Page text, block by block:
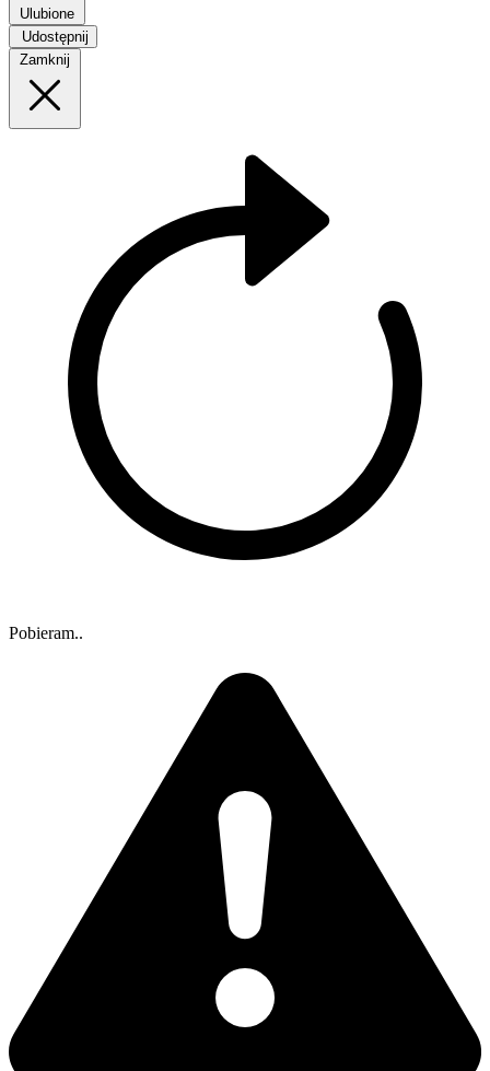
Ulubione
Udostępnij
Zamknij
Pobieram..